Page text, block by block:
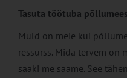
Tasuta töötuba
Muld on meie kui
ressurss. Mida tervem on
saaki me saame. See